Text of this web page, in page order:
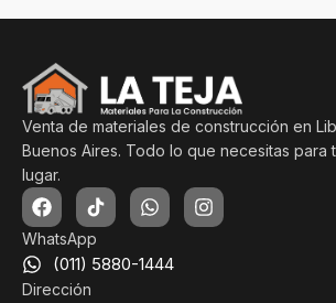
Venta de materiales de construcción en
Buenos Aires. Todo lo que necesitas para
lugar.
WhatsApp
(011) 5880-1444
Dirección